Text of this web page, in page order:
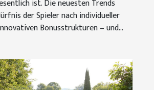
ist. Die neuesten Trends
der Spieler nach individueller
Bonusstrukturen – und...